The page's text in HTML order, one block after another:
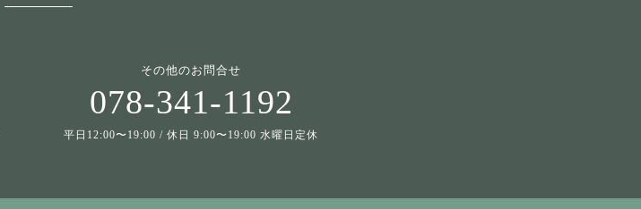
その他のお問合せ
078-341-1192
平日12:00〜19:00 / 休日 9:00〜19:00 水曜日定休